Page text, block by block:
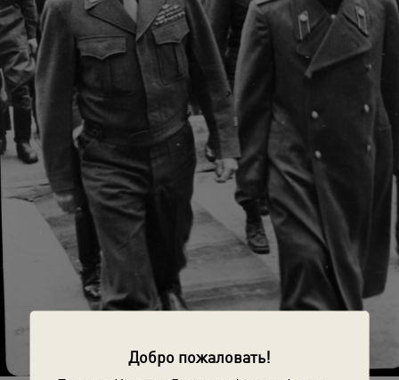
Добро пожаловать!